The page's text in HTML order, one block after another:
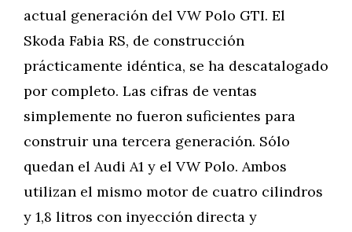
actual generación del VW Polo GTI. El
Skoda Fabia RS, de construcción
prácticamente idéntica, se ha descatalogado
por completo. Las cifras de ventas
simplemente no fueron suficientes para
construir una tercera generación. Sólo
quedan el Audi A1 y el VW Polo. Ambos
utilizan el mismo motor de cuatro cilindros
y 1,8 litros con inyección directa y